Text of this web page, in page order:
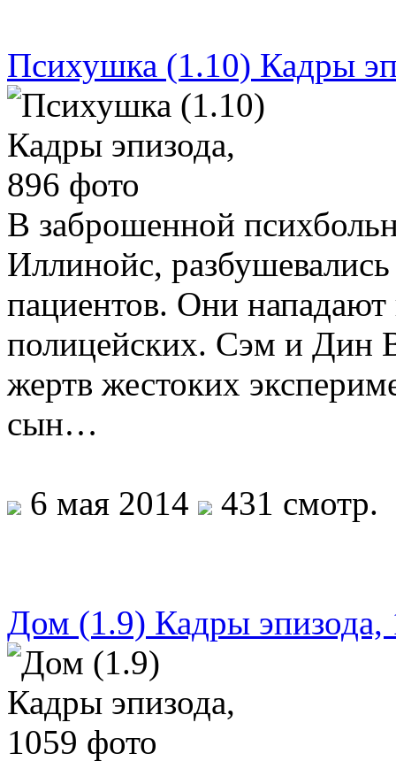
Психушка (1.10) Кадры
В заброшенной
Иллинойс,
пациентов. Они
полицейских. Сэм и Дин
жертв жестоких
сын…
6 мая 2014 431 смотр.
Дом (1.9) Кадры эпизода,